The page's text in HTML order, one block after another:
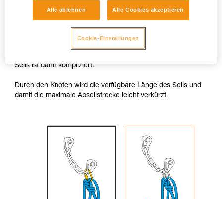
Das Abseilen erfolgt nur an dem Strang ohne Knoten. Der
Achtung: Der Knoten muss größer sein als der Schließring
an der Abseilstelle. Wenn der Knoten durch den Schließring
Seils ist dann kompliziert.
Durch den Knoten wird die verfügbare Länge des Seils und
damit die maximale Abseilstrecke leicht verkürzt.
Alle ablehnen Alle Cookies akzeptieren
Cookie-Einstellungen